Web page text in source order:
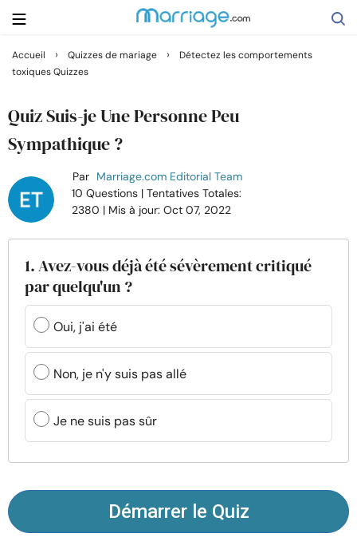
Rechercher
Se marier
Relations
Famille
Aide
Cours
Ressources
Communauté
Trouver un thérapeute
Accueil › Quizzes de mariage ›
Détectez les comportements
toxiques Quizzes
Quiz Suis-je Une Personne Peu
Sympathique ?
Par Marriage.com Editorial Team
10 Questions | Tentatives Totales:
2380 | Mis à jour: Oct 07, 2022
1. Avez-vous déjà été sévèrement critiqué
par quelqu'un ?
Oui, j'ai été
Non, je n'y suis pas allé
Je ne suis pas sûr
Démarrer le Quiz